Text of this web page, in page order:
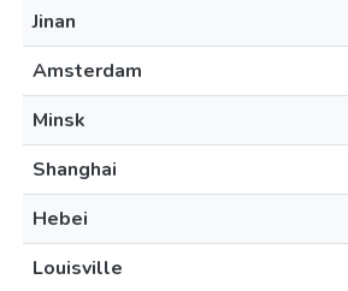
Jinan
Amsterdam
Minsk
Shanghai
Hebei
Louisville